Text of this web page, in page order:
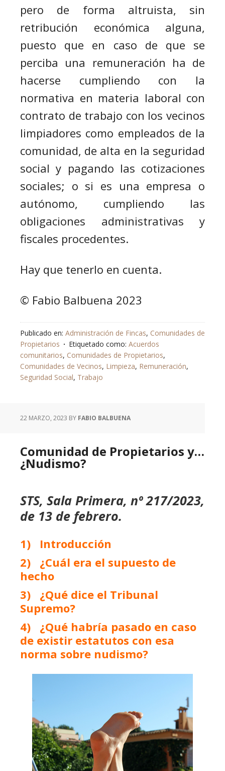
pero de forma altruista, sin
retribución económica alguna,
puesto que en caso de que se
perciba una remuneración ha de
hacerse cumpliendo con la
normativa en materia laboral con
contrato de trabajo con los vecinos
limpiadores como empleados de la
comunidad, de alta en la seguridad
social y pagando las cotizaciones
sociales; o si es una empresa o
autónomo, cumpliendo las
obligaciones administrativas y
fiscales procedentes.
Hay que tenerlo en cuenta.
© Fabio Balbuena 2023
Publicado en: Administración de Fincas, Comunidades de
Propietarios
Etiquetado como: Acuerdos
comunitarios, Comunidades de Propietarios,
Comunidades de Vecinos, Limpieza, Remuneración,
Seguridad Social, Trabajo
22 MARZO, 2023 BY FABIO BALBUENA
Comunidad de Propietarios y…
¿Nudismo?
STS, Sala Primera, nº 217/2023,
de 13 de febrero.
1) Introducción
2) ¿Cuál era el supuesto de
hecho
3) ¿Qué dice el Tribunal
Supremo?
4) ¿Qué habría pasado en caso
de existir estatutos con esa
norma sobre nudismo?